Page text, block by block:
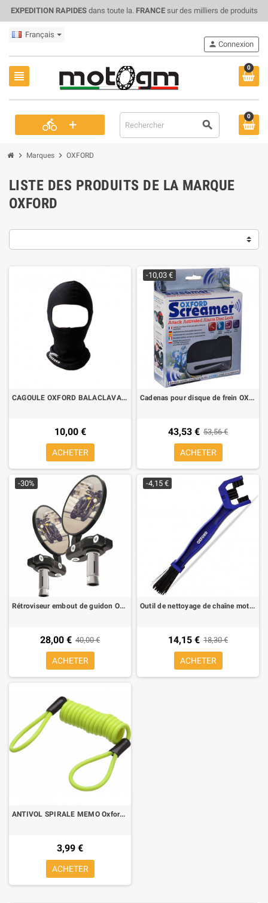
EXPEDITION RAPIDESdans toute la. FRANCEsur des milliers de produits
Français
view_headline
0
directions_bike + search
person Connexion
0
chevron_right Marques chevron_right OXFORD
LISTE DES PRODUITS DE LA MARQUE
OXFORD
CAGOULE OXFORD BALACLAVA EN COTON ULTRA DOUX
10,00 €
ACHETER
-10,03 €
Cadenas pour disque de frein OXFORD SCREAMER
43,53 € 53,56 €
ACHETER
-30%
Rétroviseur embout de guidon Oxford diam. 68 mm bar end noire
28,00 € 40,00 €
ACHETER
-4,15 €
Outil de nettoyage de chaîne moto Oxford
14,15 € 18,30 €
ACHETER
ANTIVOL SPIRALE MEMO Oxford giaune
3,99 €
ACHETER